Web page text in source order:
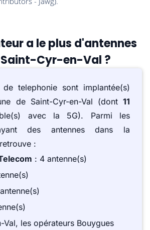
a le plus d'antennes
Saint-Cyr-en-Val ?
de telephonie sont implantée(s)
de Saint-Cyr-en-Val (dont 11
avec la 5G). Parmi les
des antennes dans la
:
: 4 antenne(s)
Val, les opérateurs Bouygues